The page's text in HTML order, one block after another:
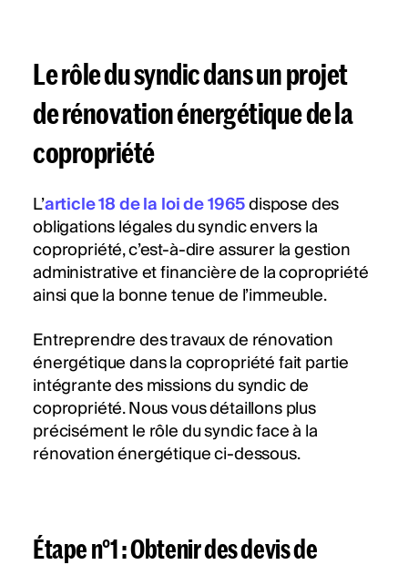
Le rôle du syndic dans un projet
de rénovation énergétique de la
copropriété
L’article 18 de la loi de 1965dispose des
obligations légales du syndic envers la
copropriété, c’est-à-dire assurer la gestion
administrative et financière de la copropriété
ainsi que la bonne tenue de l’immeuble.
Entreprendre des travaux de rénovation
énergétique dans la copropriété fait partie
intégrante des missions du syndic de
copropriété. Nous vous détaillons plus
précisément le rôle du syndic face à la
rénovation énergétique ci-dessous.
Étape n°1 : Obtenir des devis de